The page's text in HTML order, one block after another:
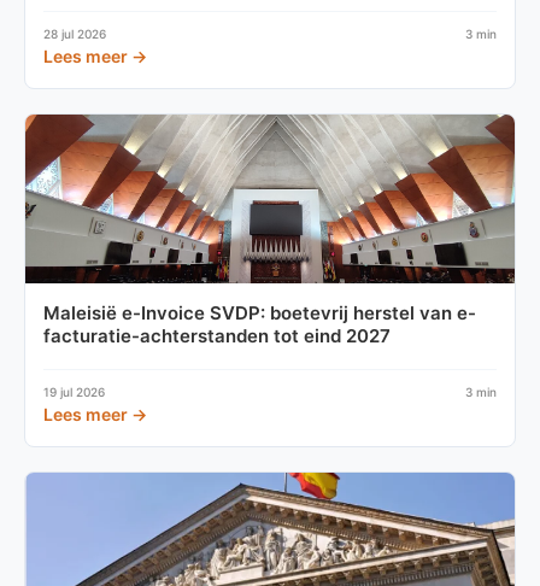
28 jul 2026 3 min
Lees meer →
Maleisië e-Invoice SVDP: boetevrij herstel van e-
facturatie-achterstanden tot eind 2027
19 jul 2026 3 min
Lees meer →